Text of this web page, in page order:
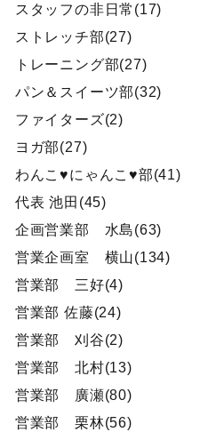
スタッフの非日常(17)
ストレッチ部(27)
トレーニング部(27)
パン＆スイーツ部(32)
ファイターズ(2)
ヨガ部(27)
わんこ♥にゃんこ♥部(41)
代表 池田(45)
企画営業部 水島(63)
営業企画室 横山(134)
営業部 三好(4)
営業部 佐藤(24)
営業部 刈谷(2)
営業部 北村(13)
営業部 廣瀬(80)
営業部 栗林(56)